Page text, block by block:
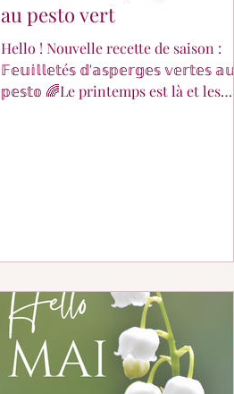
au pesto vert
Hello ! Nouvelle recette de saison :
𝔽𝕖𝕦𝕚𝕝𝕝𝕖𝕥é𝕤 𝕕'𝕒𝕤𝕡𝕖𝕣𝕘𝕖𝕤 𝕧𝕖𝕣𝕥𝕖𝕤 𝕒𝕦
𝕡𝕖𝕤𝕥𝕠 🌈Le printemps est là et les
vertes fraîches 𝙿𝚛é𝚙𝚊𝚛𝚊𝚝𝚒𝚘𝚗 : 🔸